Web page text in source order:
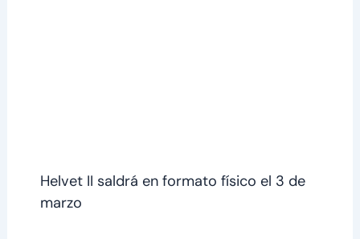
Helvet II saldrá en formato físico el 3 de
marzo